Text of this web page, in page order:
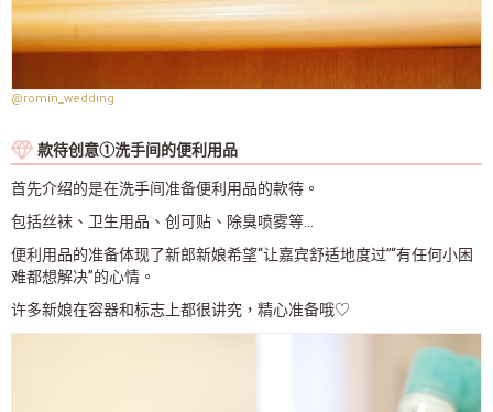
@romin_wedding
款待创意①洗手间的便利用品
首先介绍的是在洗手间准备便利用品的款待。
包括丝袜、卫生用品、创可贴、除臭喷雾等…
便利用品的准备体现了新郎新娘希望“让嘉宾舒适地度过”“有任何小困
难都想解决”的心情。
许多新娘在容器和标志上都很讲究，精心准备哦♡